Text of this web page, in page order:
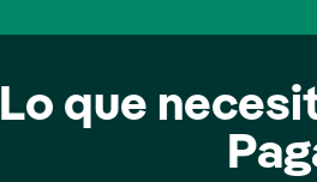
Lo que